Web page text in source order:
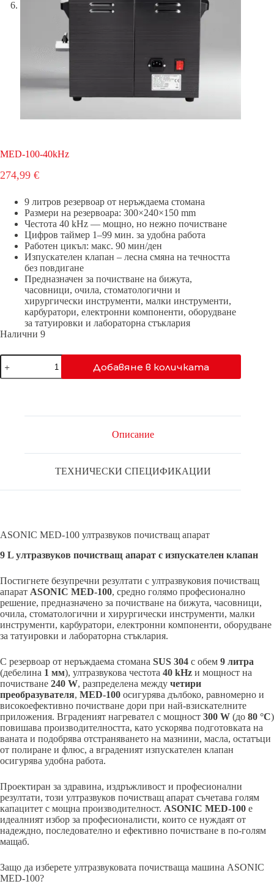
MED-100-40kHz
274,99 €
9 литров резервоар от неръждаема стомана
Размери на резервоара: 300×240×150 mm
Честота 40 kHz — мощно, но нежно почистване
Цифров таймер 1–99 мин. за удобна работа
Работен цикъл: макс. 90 мин/ден
Изпускателен клапан – лесна смяна на течността
без повдигане
Предназначен за почистване на бижута,
часовници, очила, стоматологични и
хирургически инструменти, малки инструменти,
карбуратори, електронни компоненти, оборудване
за татуировки и лабораторна стъклария
Налични 9
количество
за
MED-
Добавяне в количката
Описание
ТЕХНИЧЕСКИ СПЕЦИФИКАЦИИ
ASONIC MED-100 ултразвуков почистващ апарат
9 L ултразвуков почистващ апарат с изпускателен клапан
Постигнете безупречни резултати с ултразвуковия почистващ
апарат ASONIC MED-100, средно голямо професионално
решение, предназначено за почистване на бижута, часовници,
очила, стоматологични и хирургически инструменти, малки
инструменти, карбуратори, електронни компоненти, оборудване
за татуировки и лабораторна стъклария.
С резервоар от неръждаема стомана SUS 304 с обем 9 литра
(дебелина 1 мм), ултразвукова честота 40 kHz и мощност на
почистване 240 W, разпределена между четири
преобразувателя, MED-100 осигурява дълбоко, равномерно и
високоефективно почистване дори при най-взискателните
приложения. Вграденият нагревател с мощност 300 W (до 80 °C)
повишава производителността, като ускорява подготовката на
ваната и подобрява отстраняването на мазнини, масла, остатъци
от полиране и флюс, а вграденият изпускателен клапан
осигурява удобна работа.
Проектиран за здравина, издръжливост и професионални
резултати, този ултразвуков почистващ апарат съчетава голям
капацитет с мощна производителност. ASONIC MED-100 е
идеалният избор за професионалисти, които се нуждаят от
надеждно, последователно и ефективно почистване в по-голям
мащаб.
Защо да изберете ултразвуковата почистваща машина ASONIC
MED-100?